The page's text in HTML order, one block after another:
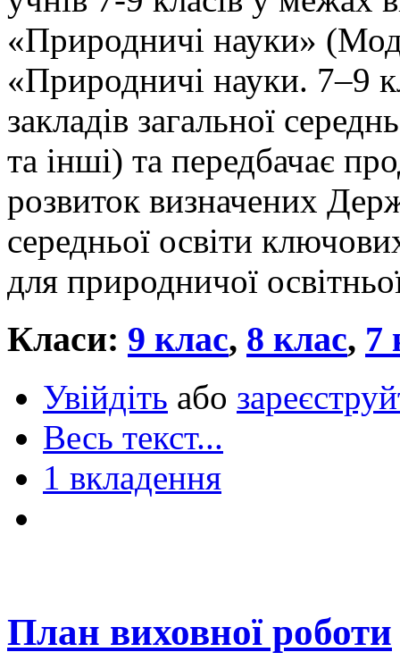
«Природничі науки»
«Природничі науки. 7–9
закладів загальної
та інші) та передбачає
розвиток визначених
середньої освіти
для природничої
Класи: 9 клас, 8 клас, 7
Увійдіть або
Весь текст...
1 вкладення
План виховної роботи